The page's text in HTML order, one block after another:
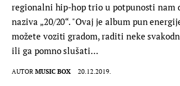
regionalni hip-hop trio u potpunosti nam
naziva „20/20“. "Ovaj je album pun
možete voziti gradom, raditi neke
ili ga pomno slušati…
AUTOR MUSIC BOX 20.12.2019.